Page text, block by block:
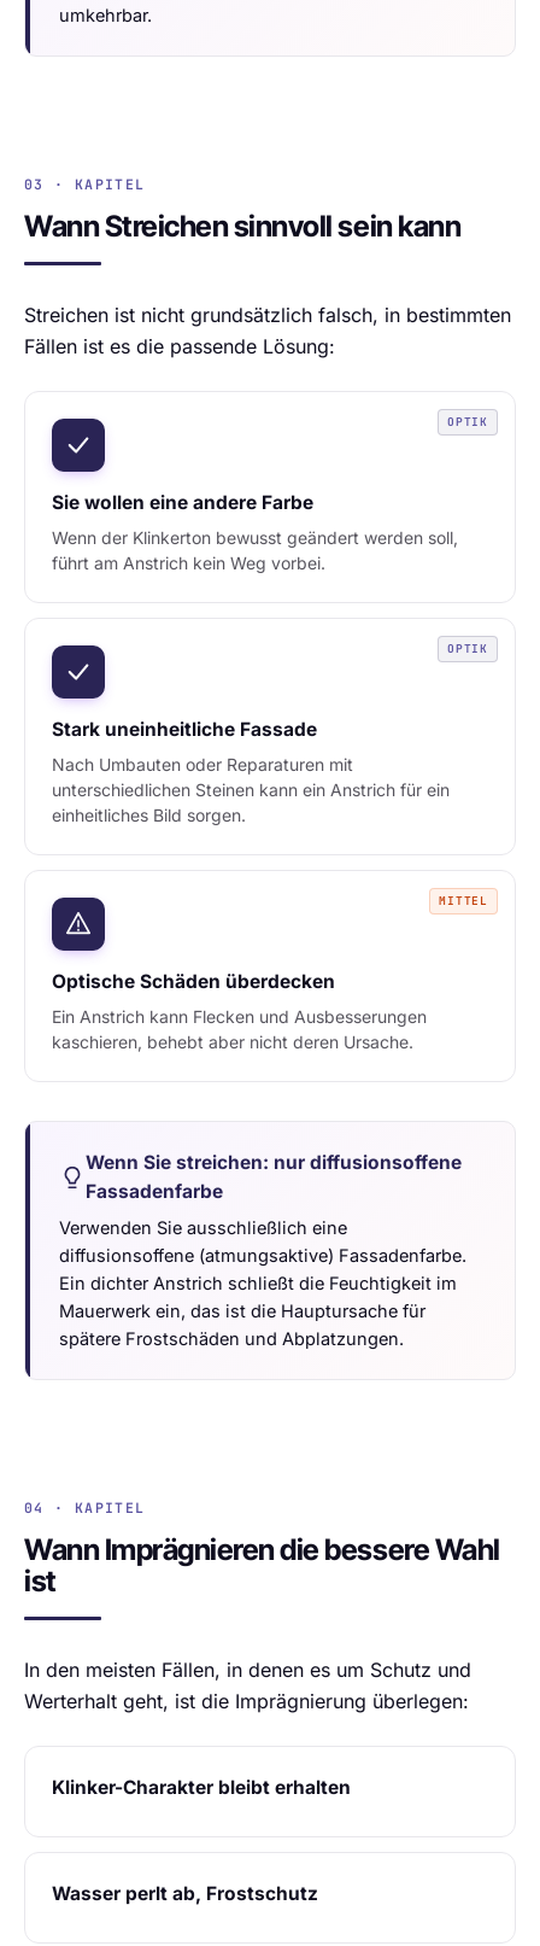
umkehrbar.
03 · KAPITEL
Wann Streichen sinnvoll sein kann
Streichen ist nicht grundsätzlich falsch, in bestimmten
Fällen ist es die passende Lösung:
OPTIK
Sie wollen eine andere Farbe
Wenn der Klinkerton bewusst geändert werden soll,
führt am Anstrich kein Weg vorbei.
OPTIK
Stark uneinheitliche Fassade
Nach Umbauten oder Reparaturen mit
unterschiedlichen Steinen kann ein Anstrich für ein
einheitliches Bild sorgen.
MITTEL
Optische Schäden überdecken
Ein Anstrich kann Flecken und Ausbesserungen
kaschieren, behebt aber nicht deren Ursache.
Wenn Sie streichen: nur diffusionsoffene
Fassadenfarbe
Verwenden Sie ausschließlich eine
diffusionsoffene (atmungsaktive) Fassadenfarbe.
Ein dichter Anstrich schließt die Feuchtigkeit im
Mauerwerk ein, das ist die Hauptursache für
spätere Frostschäden und Abplatzungen.
04 · KAPITEL
Wann Imprägnieren die bessere Wahl
ist
In den meisten Fällen, in denen es um Schutz und
Werterhalt geht, ist die Imprägnierung überlegen:
Klinker-Charakter bleibt erhalten
Wasser perlt ab, Frostschutz